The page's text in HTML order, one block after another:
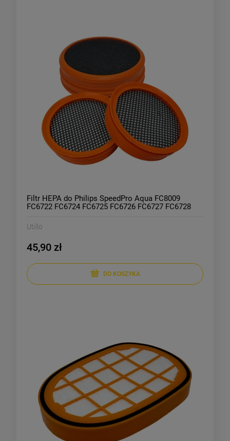
Filtr HEPA do Philips SpeedPro Aqua FC8009
FC6722 FC6724 FC6725 FC6726 FC6727 FC6728
Utillo
45,90 zł
DO KOSZYKA